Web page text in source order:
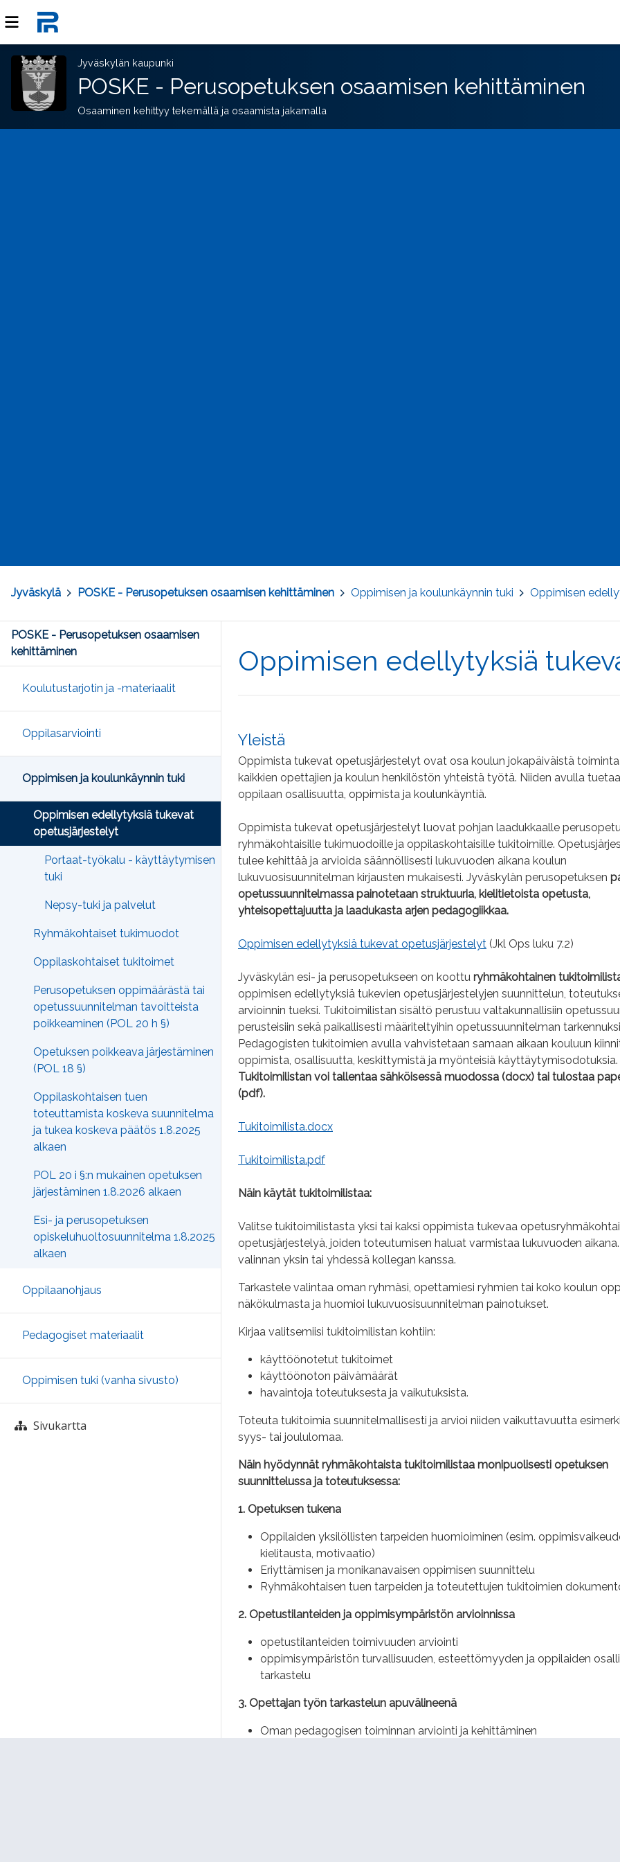
Jyväskylän kaupunki
POSKE - Perusopetuksen osaamisen kehittäminen
Osaaminen kehittyy tekemällä ja osaamista jakamalla
Jyväskylä POSKE - Perusopetuksen osaamisen kehittäminen Oppimisen ja koulunkäynnin tuki Oppimisen
Oppimisen edellytyksiä
Yleistä
Oppimista tukevat opetusjärjestelyt ovat osa koulun jokapäiväistä
kaikkien opettajien ja koulun henkilöstön yhteistä työtä. Niiden avulla
oppilaan osallisuutta, oppimista ja koulunkäyntiä.
Oppimista tukevat opetusjärjestelyt luovat pohjan laadukkaalle
ryhmäkohtaisille tukimuodoille ja oppilaskohtaisille tukitoimille.
tulee kehittää ja arvioida säännöllisesti lukuvuoden aikana koulun
lukuvuosisuunnitelman kirjausten mukaisesti. Jyväskylän perusopetuksen
opetussuunnitelmassa painotetaan struktuuria, kielitietoista opetusta,
yhteisopettajuutta ja laadukasta arjen pedagogiikkaa.
Oppimisen edellytyksiä tukevat opetusjärjestelyt (Jkl Ops luku 7.2)
Jyväskylän esi- ja perusopetukseen on koottu ryhmäkohtainen
oppimisen edellytyksiä tukevien opetusjärjestelyjen suunnittelun,
arvioinnin tueksi. Tukitoimilistan sisältö perustuu valtakunnallisiin
perusteisiin sekä paikallisesti määriteltyihin opetussuunnitelman
Pedagogisten tukitoimien avulla vahvistetaan samaan aikaan kouluun
oppimista, osallisuutta, keskittymistä ja myönteisiä käyttäytymisodotuksia.
Tukitoimilistan voi tallentaa sähköisessä muodossa (docx) tai tulostaa
(pdf).
Tukitoimilista.docx
Tukitoimilista.pdf
Näin käytät tukitoimilistaa:
Valitse tukitoimilistasta yksi tai kaksi oppimista tukevaa
opetusjärjestelyä, joiden toteutumisen haluat varmistaa lukuvuoden
valinnan yksin tai yhdessä kollegan kanssa.
Tarkastele valintaa oman ryhmäsi, opettamiesi ryhmien tai koko koulun
näkökulmasta ja huomioi lukuvuosisuunnitelman painotukset.
Kirjaa valitsemiisi tukitoimilistan kohtiin:
käyttöönotetut tukitoimet
käyttöönoton päivämäärät
havaintoja toteutuksesta ja vaikutuksista.
Toteuta tukitoimia suunnitelmallisesti ja arvioi niiden vaikuttavuutta
syys- tai joululomaa.
Näin hyödynnät ryhmäkohtaista tukitoimilistaa monipuolisesti opetuksen
suunnittelussa ja toteutuksessa:
1. Opetuksen tukena
Oppilaiden yksilöllisten tarpeiden huomioiminen (esim.
kielitausta, motivaatio)
Eriyttämisen ja monikanavaisen oppimisen suunnittelu
Ryhmäkohtaisen tuen tarpeiden ja toteutettujen tukitoimien
2. Opetustilanteiden ja oppimisympäristön arvioinnissa
opetustilanteiden toimivuuden arviointi
oppimisympäristön turvallisuuden, esteettömyyden ja oppilaiden
tarkastelu
3. Opettajan työn tarkastelun apuvälineenä
Oman pedagogisen toiminnan arviointi ja kehittäminen
POSKE - Perusopetuksen osaamisen
kehittäminen
Koulutustarjotin ja -materiaalit
Oppilasarviointi
Oppimisen ja koulunkäynnin tuki
Oppimisen edellytyksiä tukevat
opetusjärjestelyt
Portaat-työkalu - käyttäytymisen
tuki
Nepsy-tuki ja palvelut
Ryhmäkohtaiset tukimuodot
Oppilaskohtaiset tukitoimet
Perusopetuksen oppimäärästä tai
opetussuunnitelman tavoitteista
poikkeaminen (POL 20 h §)
Opetuksen poikkeava järjestäminen
(POL 18 §)
Oppilaskohtaisen tuen
toteuttamista koskeva suunnitelma
ja tukea koskeva päätös 1.8.2025
alkaen
POL 20 i §:n mukainen opetuksen
järjestäminen 1.8.2026 alkaen
Esi- ja perusopetuksen
opiskeluhuoltosuunnitelma 1.8.2025
alkaen
Oppilaanohjaus
Pedagogiset materiaalit
Oppimisen tuki (vanha sivusto)
Sivukartta